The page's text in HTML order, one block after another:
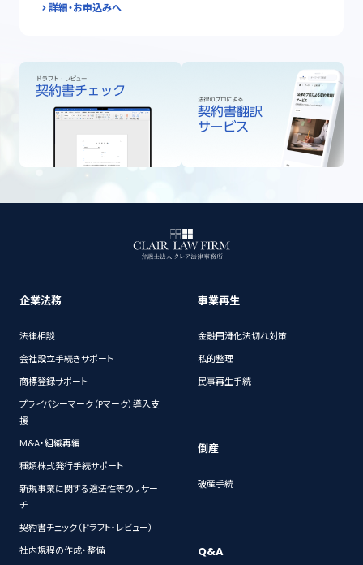
詳細・お申込みへ
企業法務
法律相談
会社設立手続きサポート
商標登録サポート
プライバシーマーク（Pマーク）導入支
援
M&A・組織再編
種類株式発行手続サポート
新規事業に関する適法性等のリサー
チ
契約書チェック（ドラフト・レビュー）
社内規程の作成・整備
事業再生
金融円滑化法切れ対策
私的整理
民事再生手続
倒産
破産手続
Q&A